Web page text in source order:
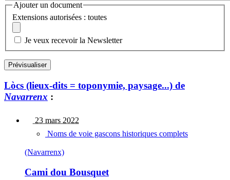
Ajouter un document
Extensions autorisées : toutes
Je veux recevoir la Newsletter
Lòcs (lieux-dits = toponymie, paysage...) de
Navarrenx :
23 mars 2022
Noms de voie gascons historiques complets
(Navarrenx)
Cami dou Bousquet